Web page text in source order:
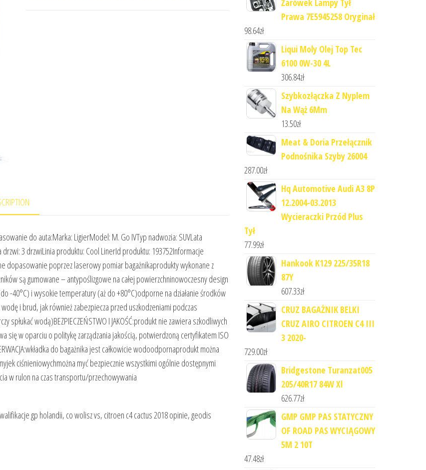
do auta:Marka: LigierModel: M. Go IVTyp nadwozia: SUVLata
3 drzwiLinia produktu: Cool LinerId produktu: 193752Informacje
dopasowanie poprzez laserowy pomiar bagażnikaprodukty wykonane z
są gumowane – antypoślizgowe na całej powierzchninowoczesny design
-40°C) i wysokie temperatury (aż do +80°C)odporne na działanie środków
i brud, jak również zabezpiecza przed uszkodzeniami podczas
spłukać wodą)BEZPIECZEŃSTWO I JAKOŚĆ:produkt nie zawiera szkodliwych
się w oparciu o politykę zarządzania jakością, potwierdzoną certyfikatem ISO
do bagażnika jest całkowicie wodoodpornaprodukt można
ciśnieniowychmożna myć bezpiecznie wszystkimi ogólnie dostępnymi
w rulon na czas transportu/przechowywania
gp holandii, co wolisz vs, citroen c4 cactus 2018 opinie, geodis
Żarówek Lampy Tył
Prawa 7E5945258 Oryginał
98.64zł
Liqui Moly Olej Top Tec
6100 0W-30 4L
306.84zł
Szybkozłączka Z Nyplem
Na Wąż 6Mm
13.50zł
Meat & Doria Przełącznik
Podnośnika Szyby 26004
287.00zł
Hq Automotive Audi A3 8P
12.2004-03.2013
Wycieraczki Przód Plus
Tył
77.99zł
Hankook K129 225/35R18
87Y
607.33zł
CRUZ BAGAŻNIK BELKI
CRUZ AIRO CITROEN C4 III
3 2020-
729.00zł
Bridgestone Turanzat005
205/40R17 84W Xl
626.77zł
GMP GMP PAS STATYCZNY
OF ROAD PAS WYCIĄGOWY
5M 2 10T
47.48zł